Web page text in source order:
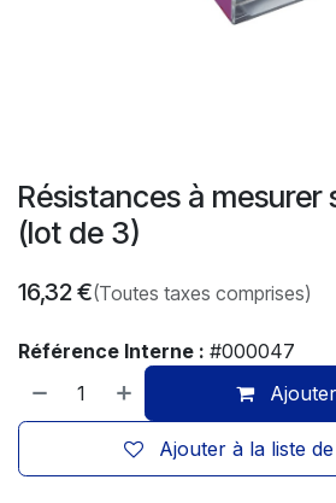
Résistances à mesurer
(lot de 3)
16,32€(Toutes taxes comprises)
Référence Interne : #000047
Ajouter à la liste